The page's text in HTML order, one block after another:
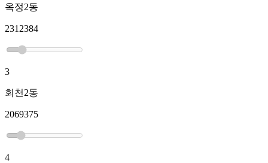
옥정2동
2312384
3
회천2동
2069375
4